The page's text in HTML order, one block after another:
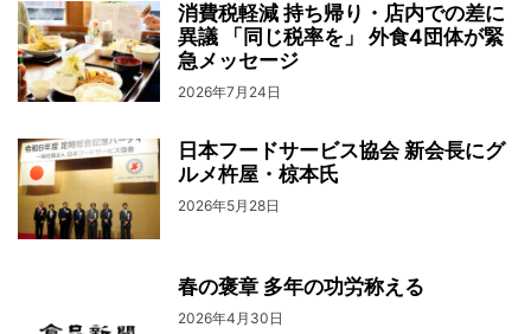
消費税軽減 持ち帰り・店内での差に
異議 「同じ税率を」 外食4団体が緊
急メッセージ
2026年7月24日
日本フードサービス協会 新会長にグ
ルメ杵屋・椋本氏
2026年5月28日
春の褒章 多年の功労称える
2026年4月30日